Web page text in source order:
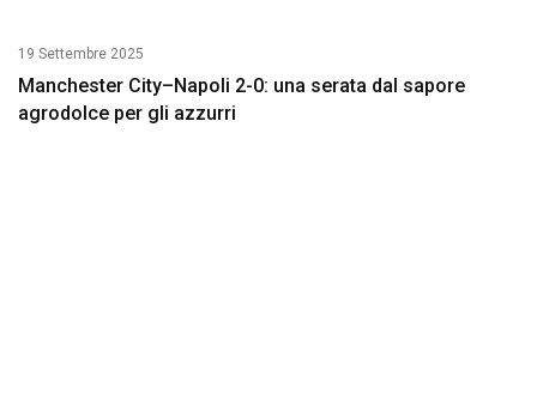
19 Settembre 2025
Manchester City–Napoli 2-0: una serata dal sapore
agrodolce per gli azzurri